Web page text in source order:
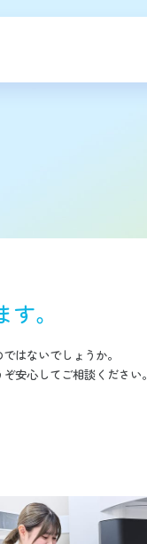
。
はないでしょうか。
安心してご相談ください。